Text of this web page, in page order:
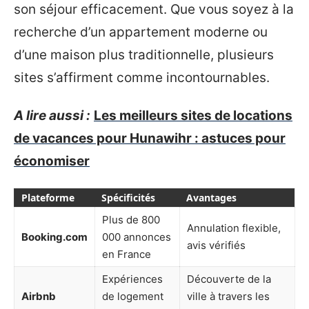
son séjour efficacement. Que vous soyez à la
recherche d’un appartement moderne ou
d’une maison plus traditionnelle, plusieurs
sites s’affirment comme incontournables.
A lire aussi : Les meilleurs sites de locations
de vacances pour Hunawihr : astuces pour
économiser
Plateforme Spécificités Avantages
Booking.com
Plus de 800
000 annonces
en France
Annulation flexible,
avis vérifiés
Airbnb
Expériences
de logement
Découverte de la
ville à travers les